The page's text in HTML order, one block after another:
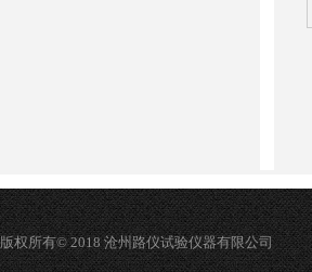
版权所有© 2018 沧州路仪试验仪器有限公司